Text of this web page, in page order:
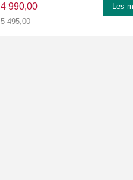
4 990,00
5 495,00
Les